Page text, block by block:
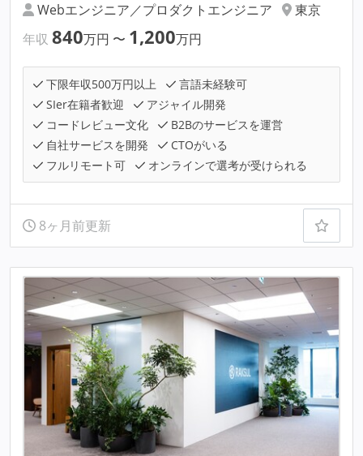
Webエンジニア／プロダクトエンジニア
東京
年収 840万円 〜 1,200万円
下限年収500万円以上
言語未経験可
SIer在籍者歓迎
アジャイル開発
コードレビュー文化
B2Bのサービスを運営
自社サービスを開発
CTOがいる
フルリモート可
オンラインで選考が受けられる
8ヶ月前更新